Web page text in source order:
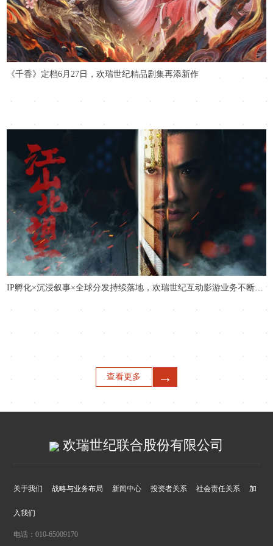
《千香》定档6月27日，欢瑞世纪精品剧集再添新作
查看更多 →
欢瑞世纪联合股份有限公司
关于我们 战略与业务布局 新闻中心 投资者关系 社会责任关系 加
入我们
电话：010-65009170